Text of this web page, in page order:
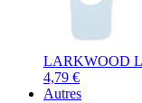
LARKWOOD
4,79 €
Autres